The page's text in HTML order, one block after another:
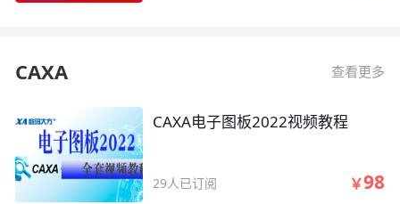
CAXA 查看更多
CAXA电子图板2022视频教程
29人已订阅 ￥98